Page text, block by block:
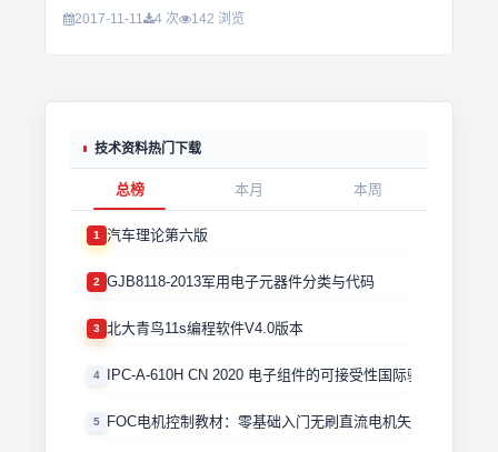
2017-11-11 4 次 142 浏览
技术资料热门下载
总榜 本月 本周
1 汽车理论第六版
2 GJB8118-2013军用电子元器件分类与代码
3 北大青鸟11s编程软件V4.0版本
4 IPC-A-610H CN 2020 电子组件的可接受性国际验收标准
5 FOC电机控制教材：零基础入门无刷直流电机矢量控制技术